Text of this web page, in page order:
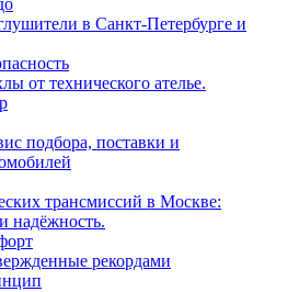
в Санкт-Петербурге и
от технического ателье.
подбора, поставки и
трансмиссий в Москве:
надёжность.
рекордами